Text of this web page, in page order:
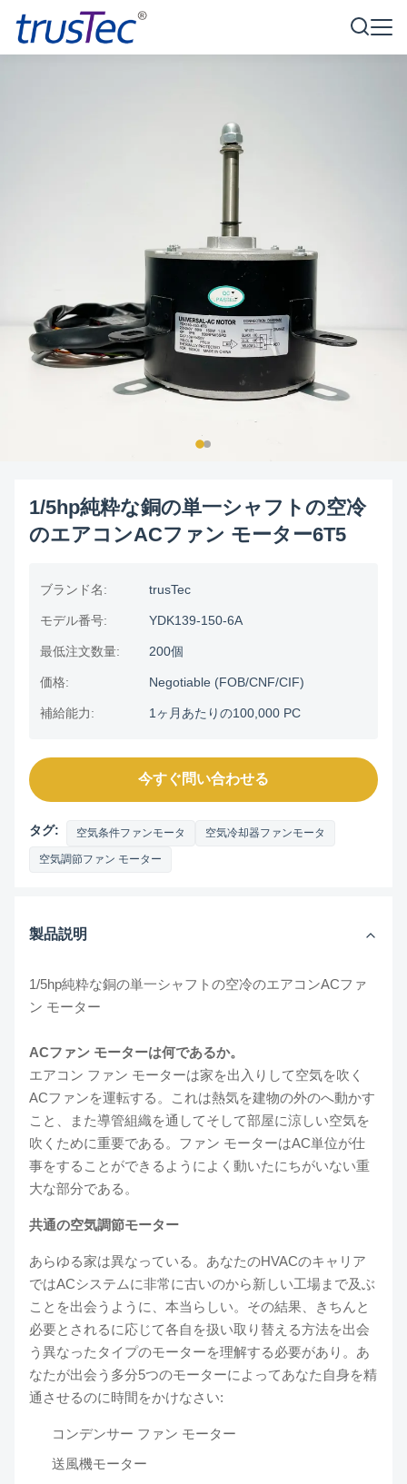
1/5hp純粋な銅の単一シャフトの空冷
のエアコンACファン モーター6T5
ブランド名: trusTec
モデル番号: YDK139-150-6A
最低注文数量: 200個
価格: Negotiable (FOB/CNF/CIF)
補給能力: 1ヶ月あたりの100,000 PC
今すぐ問い合わせる
タグ: 空気条件ファンモータ 空気冷却器ファンモータ
空気調節ファン モーター
製品説明
1/5hp純粋な銅の単一シャフトの空冷のエアコンACファ
ン モーター
ACファン モーターは何であるか。
エアコン ファン モーターは家を出入りして空気を吹く
ACファンを運転する。これは熱気を建物の外のへ動かす
こと、また導管組織を通してそして部屋に涼しい空気を
吹くために重要である。ファン モーターはAC単位が仕
事をすることができるようによく動いたにちがいない重
大な部分である。
共通の空気調節モーター
あらゆる家は異なっている。あなたのHVACのキャリア
ではACシステムに非常に古いのから新しい工場まで及ぶ
ことを出会うように、本当らしい。その結果、きちんと
必要とされるに応じて各自を扱い取り替える方法を出会
う異なったタイプのモーターを理解する必要があり。あ
なたが出会う多分5つのモーターによってあなた自身を精
通させるのに時間をかけなさい:
コンデンサー ファン モーター
送風機モーター